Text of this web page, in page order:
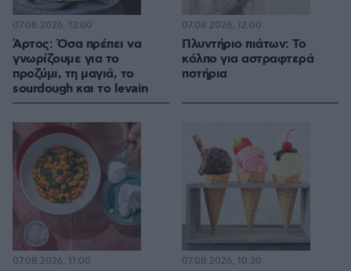
Άρτος: Όσα πρέπει να
γνωρίζουμε για το
προζύμι, τη μαγιά, το
sourdough και το levain
07.08.2026, 13:00
Πλυντήριο πιάτων: Το
κόλπο για αστραφτερά
ποτήρια
07.08.2026, 12:00
07.08.2026, 11:00 07.08.2026, 10:30